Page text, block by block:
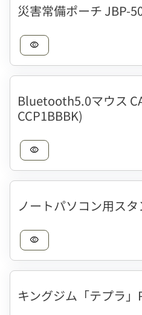
災害常備ポーチ JBP-
visibility
Bluetooth5.0マウス
CCP1BBBK)
visibility
ノートパソコン用ス
visibility
キングジム「テプラ」